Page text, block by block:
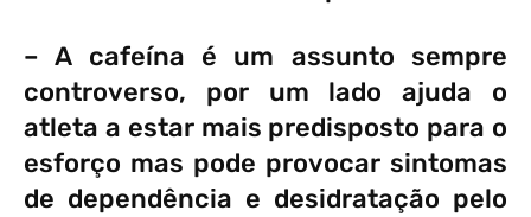
– A cafeína é um assunto sempre
controverso, por um lado ajuda o
atleta a estar mais predisposto para o
esforço mas pode provocar sintomas
de dependência e desidratação pelo